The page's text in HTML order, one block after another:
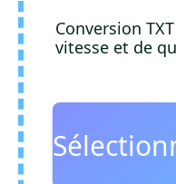
Conversion
vitesse et de